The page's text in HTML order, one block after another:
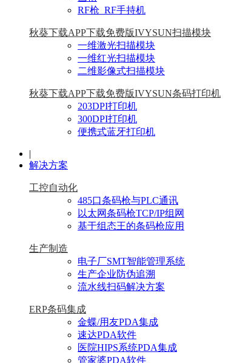
RF枪_RF手持机
秋葵下载APP下载免费版IVYSUN扫描模块
一维激光扫描模块
一维红光扫描模块
二维影像式扫描模块
秋葵下载APP下载免费版IVYSUN条码打印机
203DPI打印机
300DPI打印机
便携式蓝牙打印机
|
解决方案
工控自动化
485口条码枪与PLC通讯
以太网条码枪TCP/IP组网
基于组态王的条码枪应用
生产制造
电子厂SMT智能管理系统
生产企业防伪追溯
流水线扫码解决方案
ERP条码集成
金蝶/用友PDA集成
速达PDA软件
医院HIPS系统PDA集成
管家婆PDA软件